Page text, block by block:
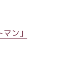
ン」